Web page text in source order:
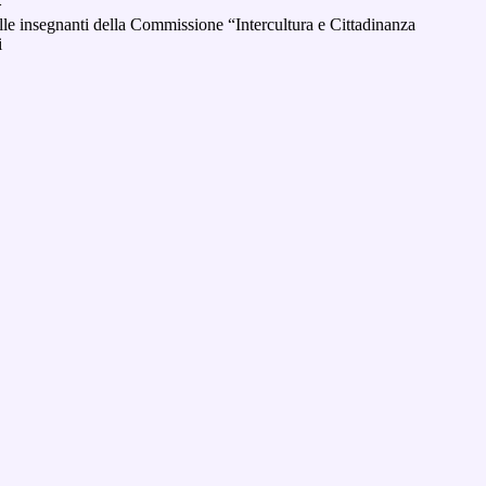
insegnanti della Commissione “Intercultura e Cittadinanza